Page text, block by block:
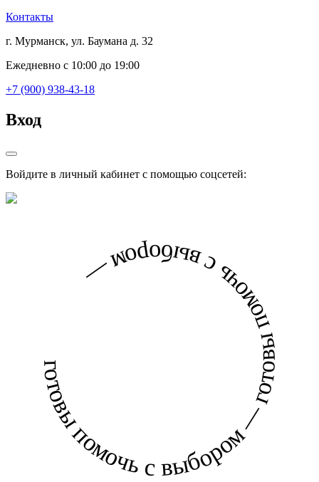
Контакты
г. Мурманск, ул. Баумана д. 32
Ежедневно с 10:00 до 19:00
+7 (900) 938-43-18
Вход
Войдите в личный кабинет с помощью соцсетей:
готовы помочь с выбором — готовы помочь с выбором —